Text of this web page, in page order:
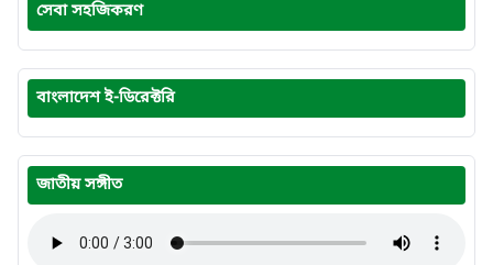
সেবা সহজিকরণ
বাংলাদেশ ই-ডিরেক্টরি
জাতীয় সঙ্গীত